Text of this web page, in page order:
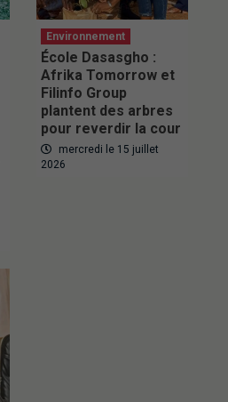
Environnement
École Dasasgho :
Afrika Tomorrow et
Filinfo Group
plantent des arbres
pour reverdir la cour
mercredi le 15 juillet
2026